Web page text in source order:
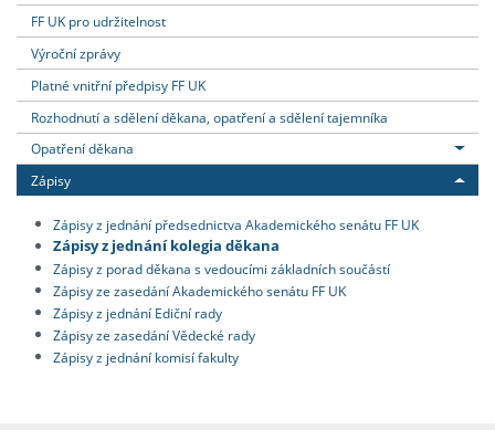
FF UK pro udržitelnost
Výroční zprávy
Platné vnitřní předpisy FF UK
Rozhodnutí a sdělení děkana, opatření a sdělení tajemníka
Opatření děkana
Zápisy
Zápisy z jednání předsednictva Akademického senátu FF UK
Zápisy z jednání kolegia děkana
Zápisy z porad děkana s vedoucími základních součástí
Zápisy ze zasedání Akademického senátu FF UK
Zápisy z jednání Ediční rady
Zápisy ze zasedání Vědecké rady
Zápisy z jednání komisí fakulty